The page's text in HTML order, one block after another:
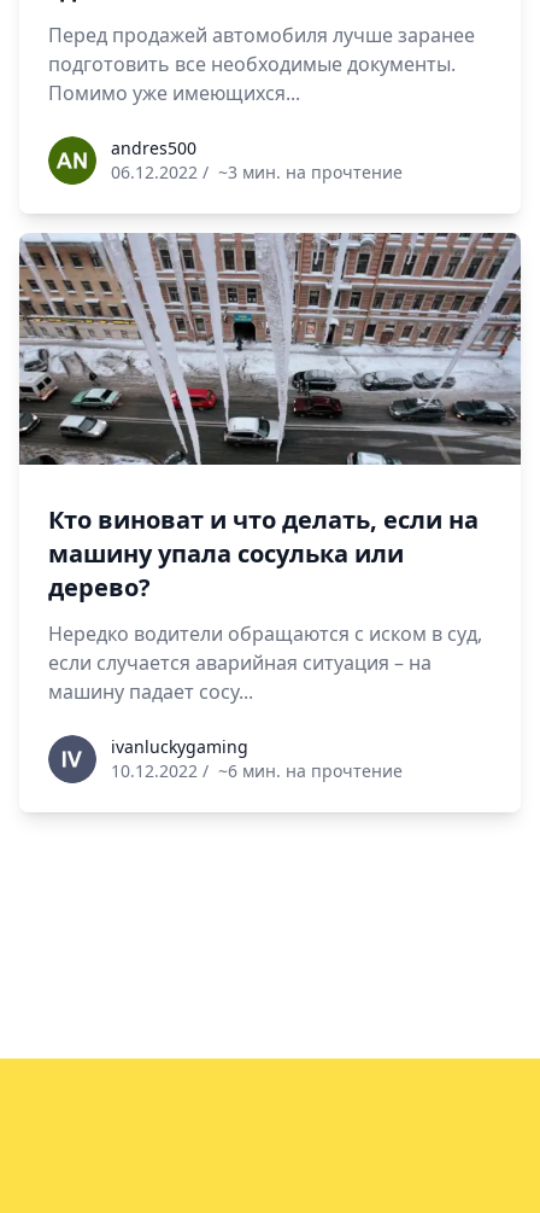
Перед продажей автомобиля лучше заранее
подготовить все необходимые документы.
Помимо уже имеющихся...
andres500andres500
06.12.2022 / ~3 мин. на прочтение
Кто виноват и что делать, если на
машину упала сосулька или
дерево?
Нередко водители обращаются с иском в суд,
если случается аварийная ситуация – на
машину падает сосу...
ivanluckygaming
ivanluckygaming
10.12.2022 / ~6 мин. на прочтение